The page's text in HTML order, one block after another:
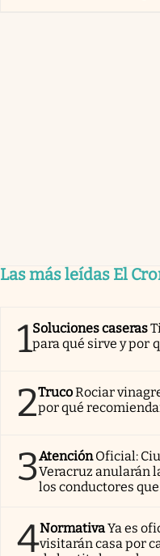
Las más leídas El
1Soluciones caseras
para qué sirve y por
2TrucoRociar
por qué
3AtenciónOficial:
Veracruz anularán
los conductores
4NormativaYa es
visitarán casa por